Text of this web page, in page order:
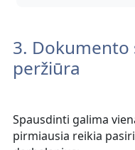
3.
peržiūra
Spausdinti galima
pirmiausia reikia